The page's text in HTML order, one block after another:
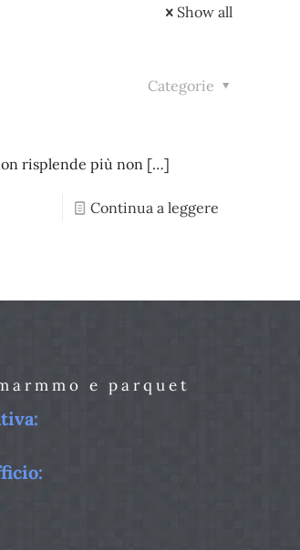
Show all
Categorie
risplende più non […]
Continua a leggere
e parquet